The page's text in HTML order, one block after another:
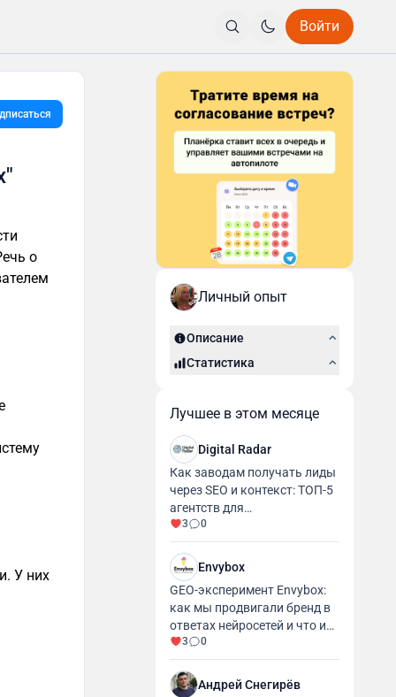
Войти
о
У них
Личный опыт
Описание
Статистика
Лучшее в этом месяце
Digital Radar
Как заводам получать лиды
через SEO и контекст: ТОП-5
агентств для
промышленности и
производства
3 0
Envybox
GEO-эксперимент Envybox:
как мы продвигали бренд в
ответах нейросетей и что из
этого вышло
3 0
Андрей Снегирёв